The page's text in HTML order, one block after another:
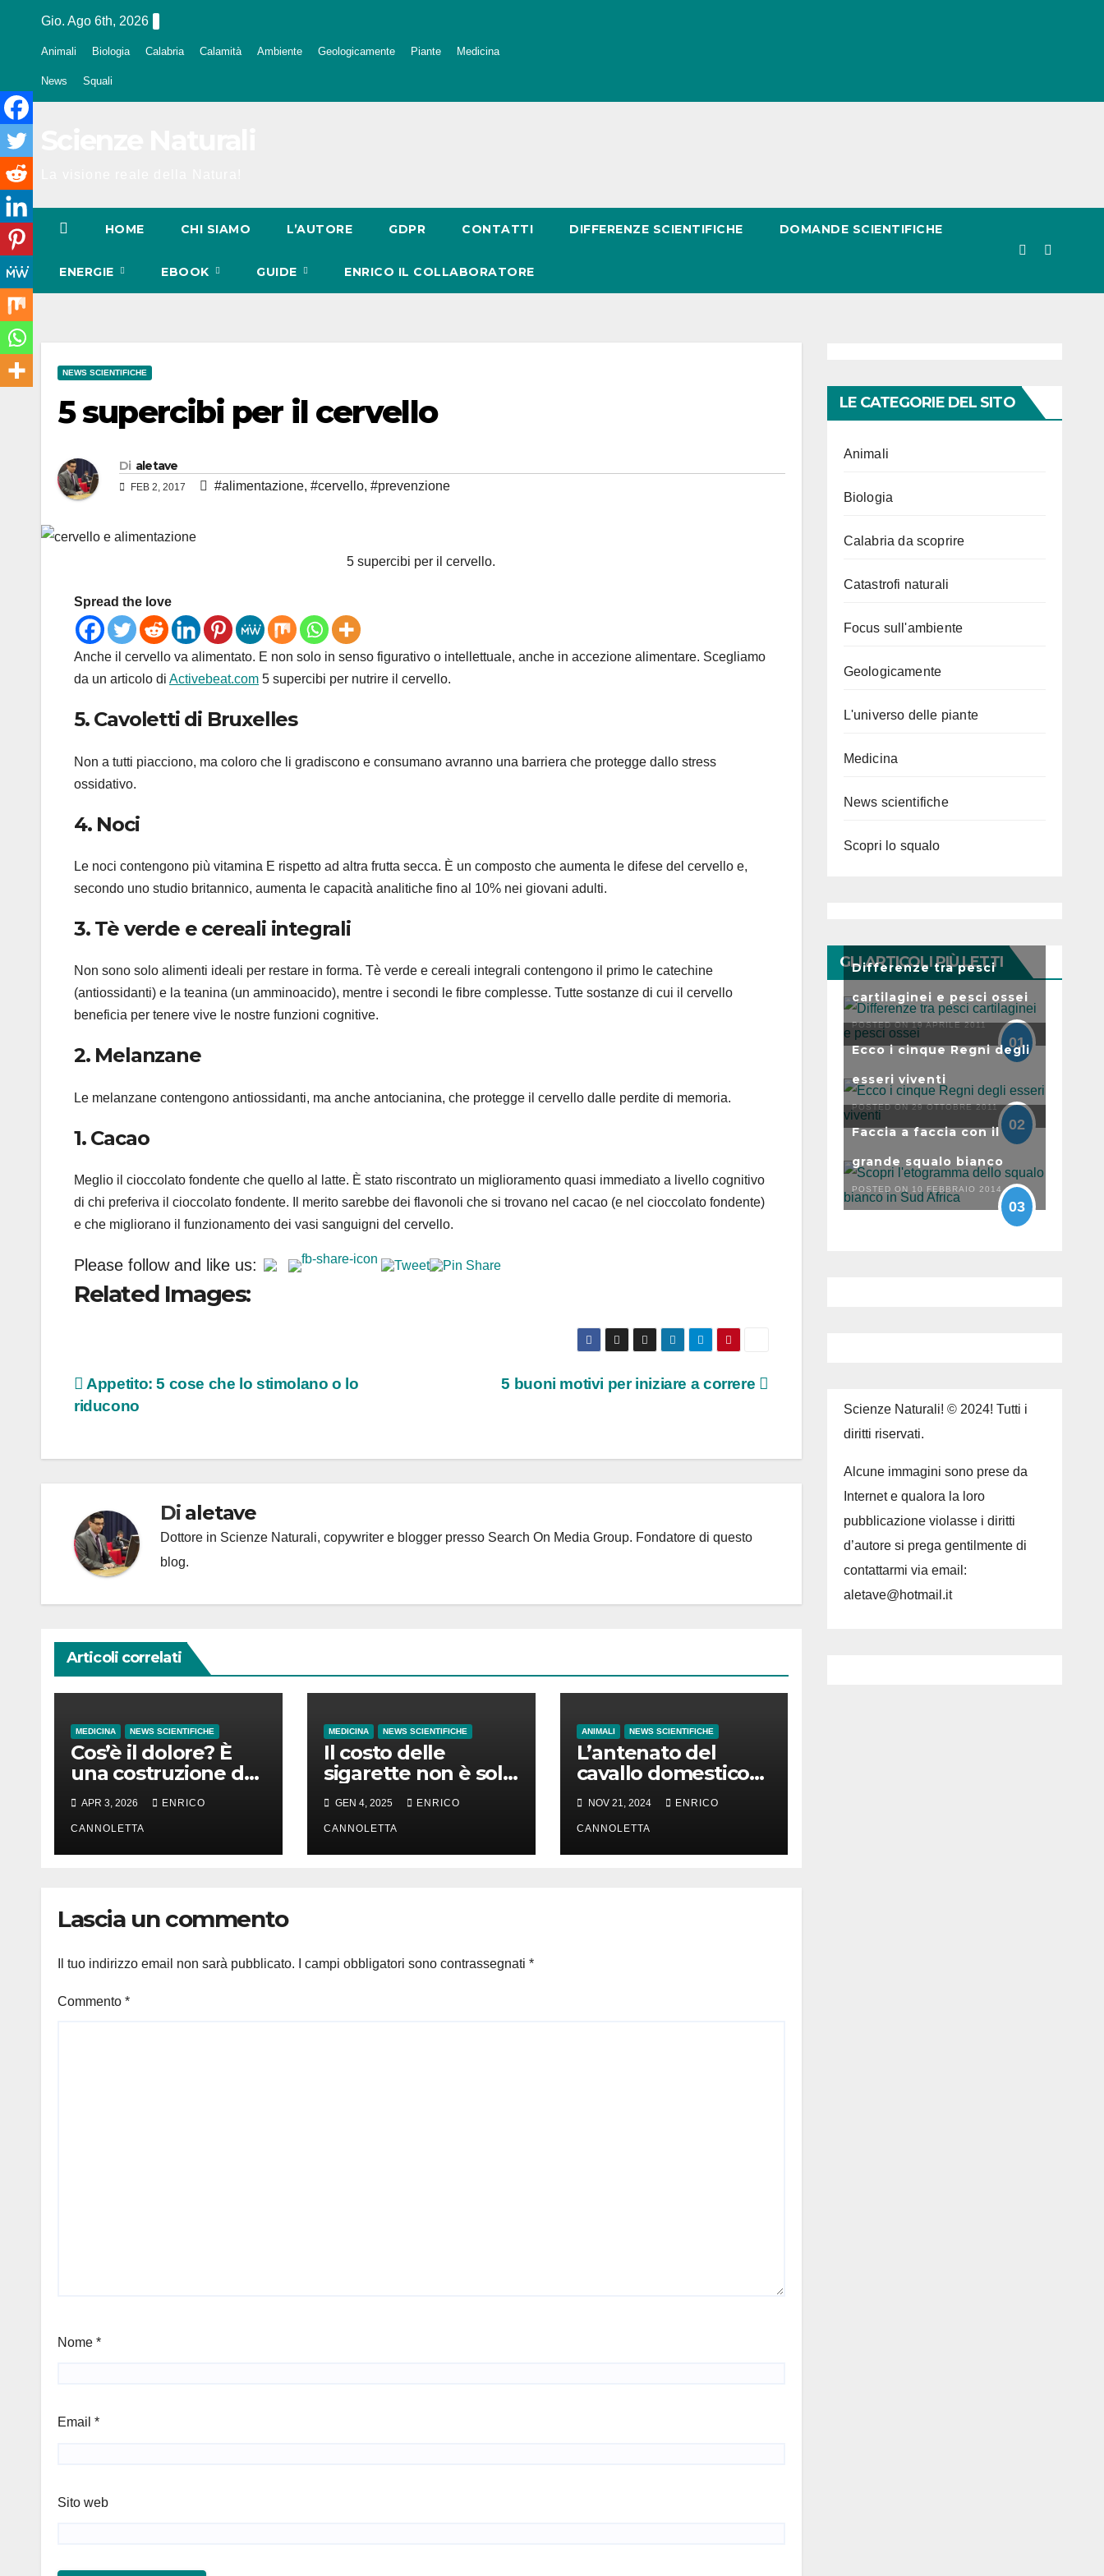
Gio. Ago 6th, 2026
Animali Biologia Calabria Calamità Ambiente Geologicamente Piante Medicina
News Squali
HOME CHI SIAMO L’AUTORE GDPR CONTATTI DIFFERENZE SCIENTIFICHE DOMANDE SCIENTIFICHE
ENERGIE EBOOK GUIDE ENRICO IL COLLABORATORE
NEWS SCIENTIFICHE
5 supercibi per il cervello
Di aletave
FEB 2, 2017 #alimentazione, #cervello, #prevenzione
5 supercibi per il cervello.
Spread the love
Anche il cervello va alimentato. E non solo in senso figurativo o intellettuale, anche in accezione alimentare. Scegliamo
da un articolo di Activebeat.com 5 supercibi per nutrire il cervello.
5. Cavoletti di Bruxelles
Non a tutti piacciono, ma coloro che li gradiscono e consumano avranno una barriera che protegge dallo stress
ossidativo.
4. Noci
Le noci contengono più vitamina E rispetto ad altra frutta secca. È un composto che aumenta le difese del cervello e,
secondo uno studio britannico, aumenta le capacità analitiche fino al 10% nei giovani adulti.
3. Tè verde e cereali integrali
Non sono solo alimenti ideali per restare in forma. Tè verde e cereali integrali contengono il primo le catechine
(antiossidanti) e la teanina (un amminoacido), mentre i secondi le fibre complesse. Tutte sostanze di cui il cervello
beneficia per tenere vive le nostre funzioni cognitive.
2. Melanzane
Le melanzane contengono antiossidanti, ma anche antocianina, che protegge il cervello dalle perdite di memoria.
1. Cacao
Meglio il cioccolato fondente che quello al latte. È stato riscontrato un miglioramento quasi immediato a livello cognitivo
di chi preferiva il cioccolato fondente. Il merito sarebbe dei flavonoli che si trovano nel cacao (e nel cioccolato fondente)
e che migliorano il funzionamento dei vasi sanguigni del cervello.
Please follow and like us:
Related Images:
Navigazione
5 buoni motivi per iniziare a correre
Appetito: 5 cose che lo stimolano o lo
riducono
Di aletave
Dottore in Scienze Naturali, copywriter e blogger presso Search On Media Group. Fondatore di questo
blog.
Articoli correlati
MEDICINA NEWS SCIENTIFICHE
Cos’è il dolore? È
una costruzione del
cervello
APR 3, 2026 ENRICO
CANNOLETTA
MEDICINA NEWS SCIENTIFICHE
Il costo delle
sigarette non è solo
in denaro ma anche
in tempo di vita
GEN 4, 2025 ENRICO
CANNOLETTA
ANIMALI NEWS SCIENTIFICHE
L’antenato del
cavallo domestico
nacque nelle
steppe del Mar
Nero
NOV 21, 2024 ENRICO
CANNOLETTA
Lascia un commento
Il tuo indirizzo email non sarà pubblicato. I campi obbligatori sono contrassegnati *
Commento *
Nome *
Email *
Sito web
LE CATEGORIE DEL SITO
Animali
Biologia
Calabria da scoprire
Catastrofi naturali
Focus sull'ambiente
Geologicamente
L'universo delle piante
Medicina
News scientifiche
Scopri lo squalo
GLI ARTICOLI PIÙ LETTI
Differenze tra pesci
cartilaginei e pesci ossei
POSTED ON 19 APRILE 2011
01
Ecco i cinque Regni degli
esseri viventi
POSTED ON 29 OTTOBRE 2011
02
Faccia a faccia con il
grande squalo bianco
POSTED ON 10 FEBBRAIO 2014
03
Scienze Naturali! © 2024! Tutti i
diritti riservati.
Alcune immagini sono prese da
Internet e qualora la loro
pubblicazione violasse i diritti
d’autore si prega gentilmente di
contattarmi via email:
aletave@hotmail.it